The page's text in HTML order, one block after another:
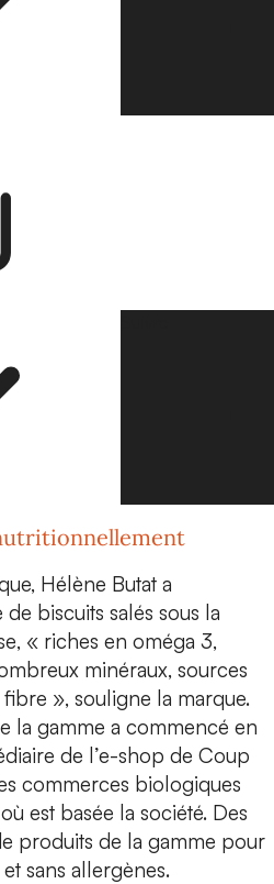
Hélène Butat a
de biscuits salés sous la
, « riches en oméga 3,
minéraux, sources
», souligne la marque.
la gamme a commencé en
de l’e-shop de Coup
commerces biologiques
est basée la société. Des
produits de la gamme pour
sans allergènes.